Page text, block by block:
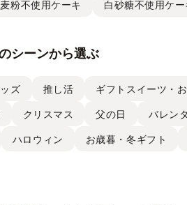
粉不使用ケーキ 白砂糖不使用ケ
シーンから選ぶ
ズ 推し活 ギフトスイーツ・
クリスマス 父の日 バレン
ハロウィン お歳暮・冬ギフト